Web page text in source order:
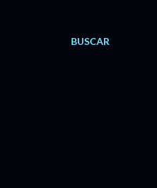
BUSCAR